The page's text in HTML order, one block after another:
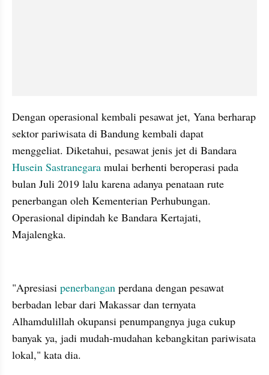
Dengan operasional kembali pesawat jet, Yana berharap
sektor pariwisata di Bandung kembali dapat
Husein Sastranegara mulai berhenti beroperasi pada
bulan Juli 2019 lalu karena adanya penataan rute
penerbangan oleh Kementerian Perhubungan.
Operasional dipindah ke Bandara Kertajati,
Majalengka.
"Apresiasi penerbangan perdana dengan pesawat
berbadan lebar dari Makassar dan ternyata
Alhamdulillah okupansi penumpangnya juga cukup
banyak ya, jadi mudah-mudahan kebangkitan pariwisata
lokal," kata dia.